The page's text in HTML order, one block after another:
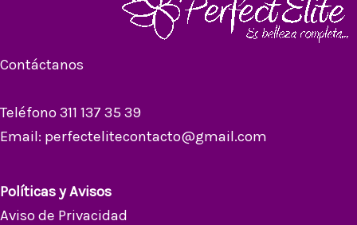
Contáctanos
Teléfono 311 137 35 39
Email: perfectelitecontacto@gmail.com
Políticas y Avisos
Aviso de Privacidad